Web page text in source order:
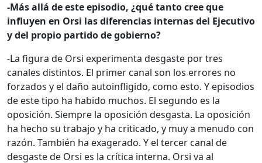
-Más allá de este episodio, ¿qué tanto cree que
influyen en Orsi las diferencias internas del Ejecutivo
y del propio partido de gobierno?
-La figura de Orsi experimenta desgaste por tres
canales distintos. El primer canal son los errores no
forzados y el daño autoinfligido, como esto. Y episodios
de este tipo ha habido muchos. El segundo es la
oposición. Siempre la oposición desgasta. La oposición
ha hecho su trabajo y ha criticado, y muy a menudo con
razón. También ha exagerado. Y el tercer canal de
desgaste de Orsi es la crítica interna. Orsi va al